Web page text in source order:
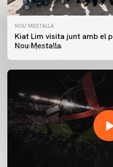
NOU MESTALLA
Kiat Lim visita junt amb el
Nou Mestalla
07 agosto 2026